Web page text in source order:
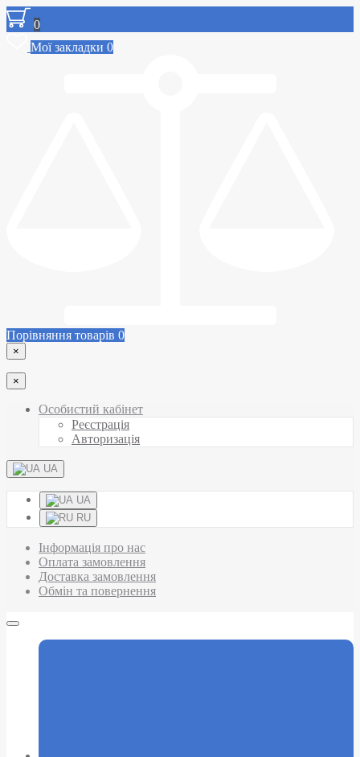
0
Мої закладки 0
Порівняння товарів 0
×
×
Особистий кабінет
Реєстрація
Авторизація
UA
UA
RU
Інформація про нас
Оплата замовлення
Доставка замовлення
Обмін та повернення